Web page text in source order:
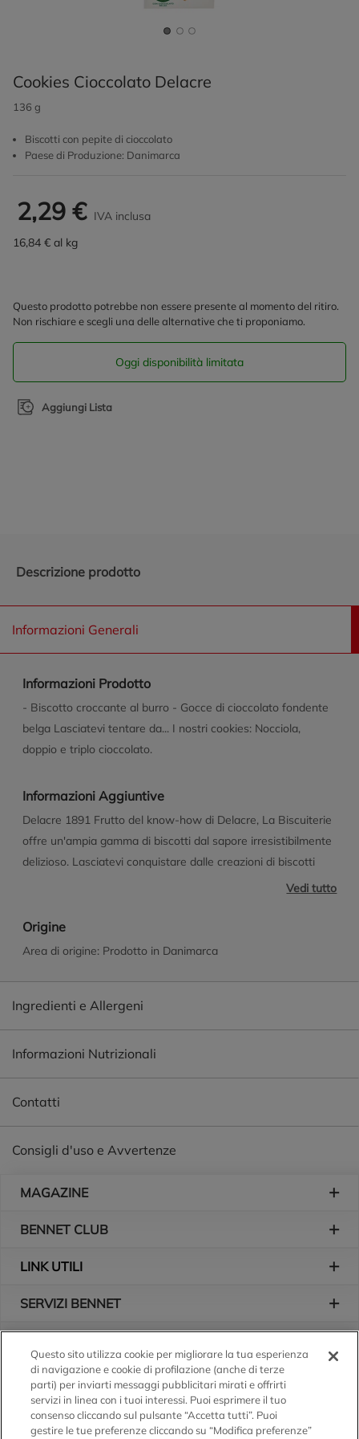
Cookies Cioccolato Delacre
136 g
Biscotti con pepite di cioccolato
Paese di Produzione: Danimarca
2,29 € IVA inclusa
16,84 € al kg
Questo prodotto potrebbe non essere presente al momento del ritiro.
Non rischiare e scegli una delle alternative che ti proponiamo.
Oggi disponibilità limitata
Aggiungi Lista
Descrizione prodotto
Informazioni Generali
Informazioni Prodotto
- Biscotto croccante al burro - Gocce di cioccolato fondente
belga Lasciatevi tentare da... I nostri cookies: Nocciola,
doppio e triplo cioccolato.
Informazioni Aggiuntive
Delacre 1891 Frutto del know-how di Delacre, La Biscuiterie
offre un'ampia gamma di biscotti dal sapore irresistibilmente
delizioso. Lasciatevi conquistare dalle creazioni di biscotti
raffinati, ispirati alla tradizione pasticcera francese e abbinati
Vedi tutto
Origine
Area di origine: Prodotto in Danimarca
Ingredienti e Allergeni
Informazioni Nutrizionali
Contatti
Consigli d'uso e Avvertenze
MAGAZINE
BENNET CLUB
LINK UTILI
SERVIZI BENNET
Logo Bennet
Seguici sui nostri canali
Questo sito utilizza cookie per migliorare la tua esperienza
di navigazione e cookie di profilazione (anche di terze
parti) per inviarti messaggi pubblicitari mirati e offrirti
servizi in linea con i tuoi interessi. Puoi esprimere il tuo
consenso cliccando sul pulsante “Accetta tutti”. Puoi
gestire le tue preferenze cliccando su “Modifica preferenze”